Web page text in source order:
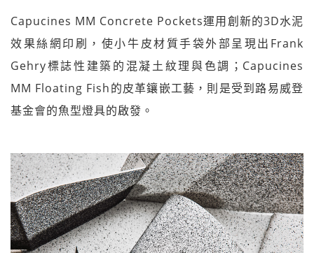
Capucines MM Concrete Pockets運用創新的3D水泥
效果絲網印刷，使小牛皮材質手袋外部呈現出Frank
Gehry標誌性建築的混凝土紋理與色調；Capucines
MM Floating Fish的皮革鑲嵌工藝，則是受到路易威登
基金會的魚型燈具的啟發。